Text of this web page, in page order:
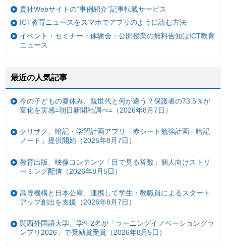
貴社Webサイトの“事例紹介”記事転載サービス
ICT教育ニュースをスマホでアプリのように読む方法
イベント・セミナー・体験会・公開授業の無料告知はICT教育
ニュース
最近の人気記事
今の子どもの夏休み、親世代と何が違う？保護者の73.5％が
変化を実感=朝日新聞社調べ=（2026年8月7日）
クリサク、暗記・学習計画アプリ「赤シート勉強計画 - 暗記
ノート」提供開始（2026年8月7日）
教育出版、映像コンテンツ「目で見る算数」個人向けストリ
ーミング配信（2026年8月5日）
高専機構と日本公庫、連携して学生・教職員によるスタート
アップ創出を支援（2026年8月7日）
関西外国語大学、学生2名が「ラーニングイノベーショングラ
ンプリ2026」で奨励賞受賞（2026年8月5日）